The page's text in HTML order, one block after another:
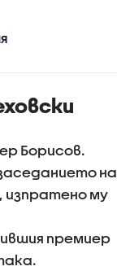
Борисов.
на
му
премиер